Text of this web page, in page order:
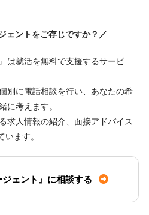
ェントをご存じですか？／
は就活を無料で支援するサービ
別に電話相談を行い、あなたの希
に考えます。
求人情報の紹介、面接アドバイス
ます。
ジェント』に相談する